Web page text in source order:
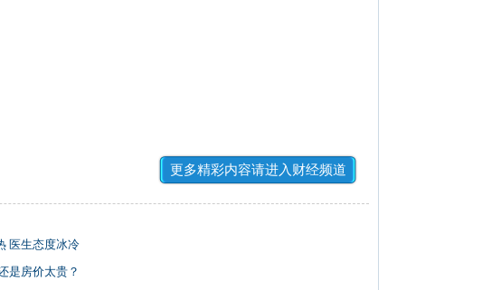
更多精彩内容请进入财经频道
医生态度冰冷
是房价太贵？